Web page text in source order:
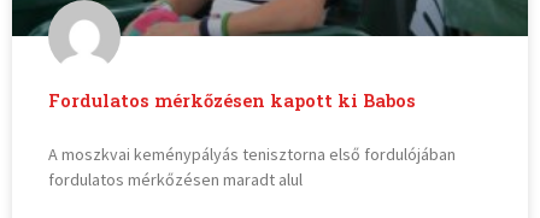
Fordulatos mérkőzésen kapott ki Babos
A moszkvai keménypályás tenisztorna első fordulójában
fordulatos mérkőzésen maradt alul